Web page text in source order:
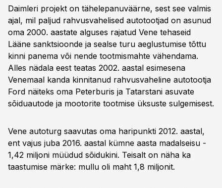
Daimleri projekt on tähelepanuväärne, sest see valmis
ajal, mil paljud rahvusvahelised autotootjad on asunud
oma 2000. aastate alguses rajatud Vene tehaseid
Lääne sanktsioonde ja sealse turu aeglustumise tõttu
kinni panema või nende tootmismahte vähendama.
Alles nädala eest teatas 2002. aastal esimesena
Venemaal kanda kinnitanud rahvusvaheline autotootja
Ford näiteks oma Peterburis ja Tatarstani asuvate
sõiduautode ja mootorite tootmise üksuste sulgemisest.
Vene autoturg saavutas oma haripunkti 2012. aastal,
ent vajus juba 2016. aastal kümne aasta madalseisu -
1,42 miljoni müüdud sõidukini. Teisalt on näha ka
taastumise märke: mullu oli maht 1,8 miljonit.